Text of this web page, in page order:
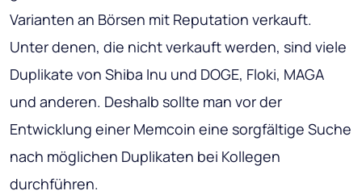
Varianten an Börsen mit Reputation verkauft.
Unter denen, die nicht verkauft werden, sind viele
Duplikate von Shiba Inu und DOGE, Floki, MAGA
und anderen. Deshalb sollte man vor der
Entwicklung einer Memcoin eine sorgfältige Suche
nach möglichen Duplikaten bei Kollegen
durchführen.